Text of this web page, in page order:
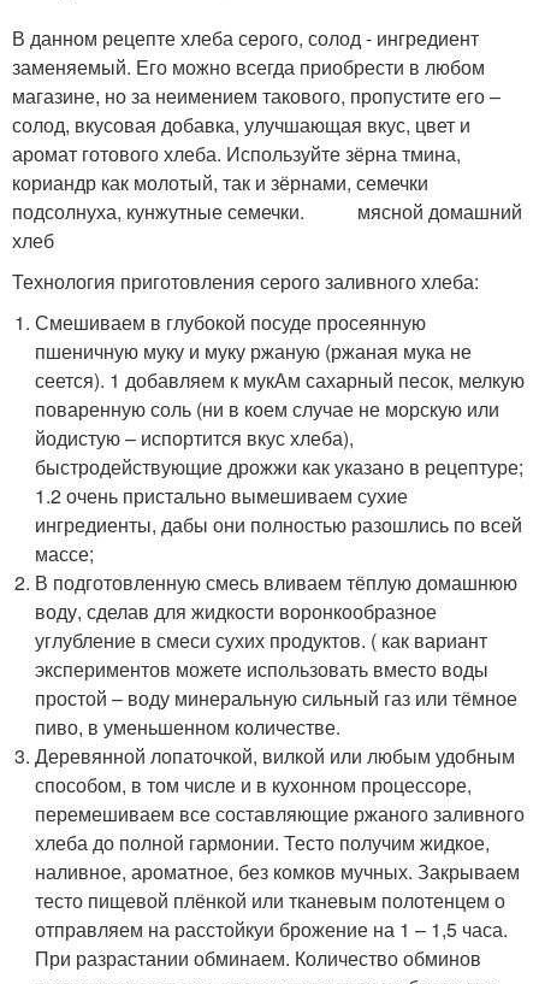
В данном рецепте хлеба серого, солод - ингредиент
заменяемый. Его можно всегда приобрести в любом
магазине, но за неимением такового, пропустите его –
солод, вкусовая добавка, улучшающая вкус, цвет и
аромат готового хлеба. Используйте зёрна тмина,
кориандр как молотый, так и зёрнами, семечки
подсолнуха, кунжутные семечки. мясной домашний
хлеб
Технология приготовления серого заливного хлеба:
Смешиваем в глубокой посуде просеянную
пшеничную муку и муку ржаную (ржаная мука не
сеется). 1 добавляем к мукАм сахарный песок, мелкую
поваренную соль (ни в коем случае не морскую или
йодистую – испортится вкус хлеба),
быстродействующие дрожжи как указано в рецептуре;
1.2 очень пристально вымешиваем сухие
ингредиенты, дабы они полностью разошлись по всей
массе;
В подготовленную смесь вливаем тёплую домашнюю
воду, сделав для жидкости воронкообразное
углубление в смеси сухих продуктов. ( как вариант
экспериментов можете использовать вместо воды
простой – воду минеральную сильный газ или тёмное
пиво, в уменьшенном количестве.
Деревянной лопаточкой, вилкой или любым удобным
способом, в том числе и в кухонном процессоре,
перемешиваем все составляющие ржаного заливного
хлеба до полной гармонии. Тесто получим жидкое,
наливное, ароматное, без комков мучных. Закрываем
тесто пищевой плёнкой или тканевым полотенцем о
отправляем на расстойкуи брожение на 1 – 1,5 часа.
При разрастании обминаем. Количество обминов